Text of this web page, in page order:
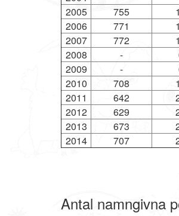
2005
755
2006
771
2007
772
2008
-
2009
-
2010
708
2011
642
2012
629
2013
673
2014
707
Antal namngivna